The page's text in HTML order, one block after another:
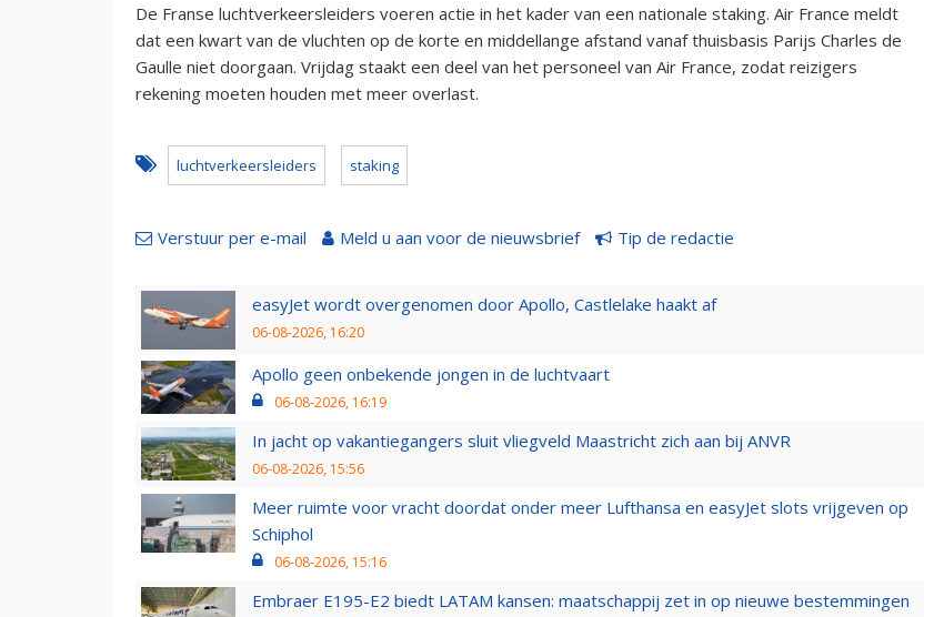
De Franse luchtverkeersleiders voeren actie in het kader van een nationale staking. Air France meldt
dat een kwart van de vluchten op de korte en middellange afstand vanaf thuisbasis Parijs Charles de
Gaulle niet doorgaan. Vrijdag staakt een deel van het personeel van Air France, zodat reizigers
rekening moeten houden met meer overlast.
luchtverkeersleiders staking
Verstuur per e-mail Meld u aan voor de nieuwsbrief Tip de redactie
easyJet wordt overgenomen door Apollo, Castlelake haakt af
06-08-2026, 16:20
Apollo geen onbekende jongen in de luchtvaart
06-08-2026, 16:19
In jacht op vakantiegangers sluit vliegveld Maastricht zich aan bij ANVR
06-08-2026, 15:56
Meer ruimte voor vracht doordat onder meer Lufthansa en easyJet slots vrijgeven op
Schiphol
06-08-2026, 15:16
Embraer E195-E2 biedt LATAM kansen: maatschappij zet in op nieuwe bestemmingen